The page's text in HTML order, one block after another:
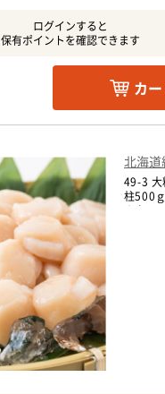
ログインすると
保有ポイントを確認できます
カ
北海道
49-3 大
柱500
ホタテ